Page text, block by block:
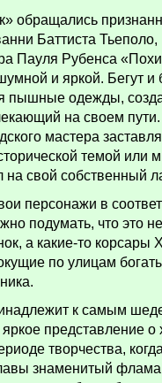
обращались
Баттиста
Пауля Рубенса
и яркой. Бегут и
пышные одежды,
на своем
мастера
темой или
на свой собственный
персонажи в
подумать, что это
а какие-то корсары
по улицам
к самым
представление о
творчества,
знаменитый